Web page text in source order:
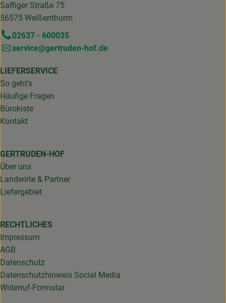
Saffiger Straße 75
56575 Weißenthurm
02637 - 600035
service@gertruden-hof.de
LIEFERSERVICE
So geht's
Häufige Fragen
Bürokiste
Kontakt
GERTRUDEN-HOF
Über uns
Landwirte & Partner
Liefergebiet
RECHTLICHES
Impressum
AGB
Datenschutz
Datenschutzhinweis Social Media
Widerruf-Formular